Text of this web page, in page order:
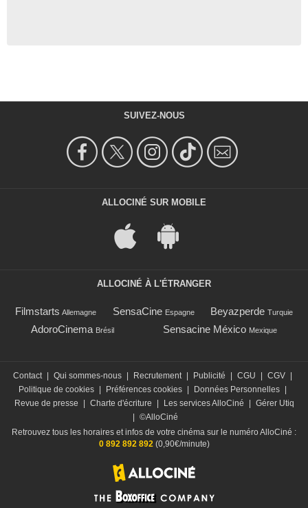
SUIVEZ-NOUS
ALLOCINÉ SUR MOBILE
ALLOCINÉ À L'ÉTRANGER
Filmstarts Allemagne SensaCine Espagne Beyazperde Turquie
AdoroCinema Brésil Sensacine México Mexique
Contact Qui sommes-nous Recrutement Publicité CGU CGV
Politique de cookies
Préférences cookies Données Personnelles
Revue de presse
Charte d'écriture Les services AlloCiné
Gérer Utiq
©AlloCiné
Retrouvez tous les horaires et infos de votre cinéma sur le numéro AlloCiné :
0 892 892 892(0,90€/minute)